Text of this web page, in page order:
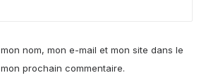
nom, mon e-mail et mon site dans le
prochain commentaire.